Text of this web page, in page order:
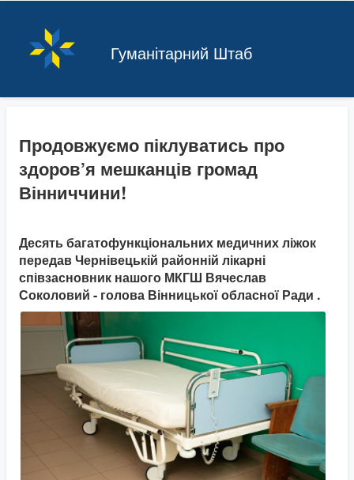
Гуманітарний Штаб
Продовжуємо піклуватись про
здоров’я мешканців громад
Вінниччини!
Десять багатофункціональних медичних ліжок
передав Чернівецькій районній лікарні
співзасновник нашого МКГШ Вячеслав
Соколовий - голова Вінницької обласної Ради .